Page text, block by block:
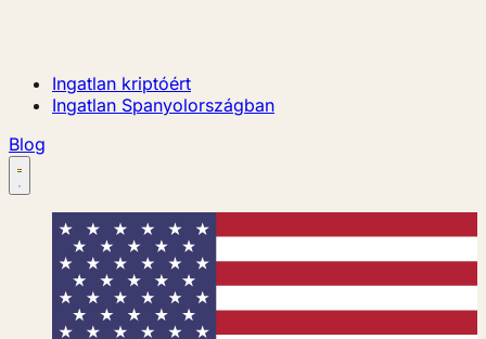
Ingatlan kriptóért
Ingatlan Spanyolországban
Blog